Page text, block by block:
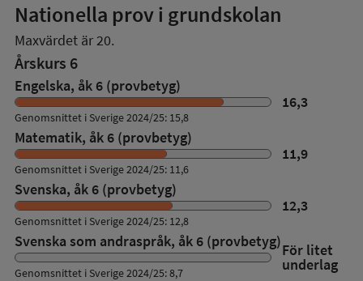
Nationella prov i grundskolan
Maxvärdet är 20.
Årskurs 6
Engelska, åk 6 (provbetyg)
16,3
Genomsnittet i Sverige 2024/25: 15,8
Matematik, åk 6 (provbetyg)
11,9
Genomsnittet i Sverige 2024/25: 11,6
Svenska, åk 6 (provbetyg)
12,3
Genomsnittet i Sverige 2024/25: 12,8
Svenska som andraspråk, åk 6 (provbetyg)För litet
underlag
Genomsnittet i Sverige 2024/25: 8,7